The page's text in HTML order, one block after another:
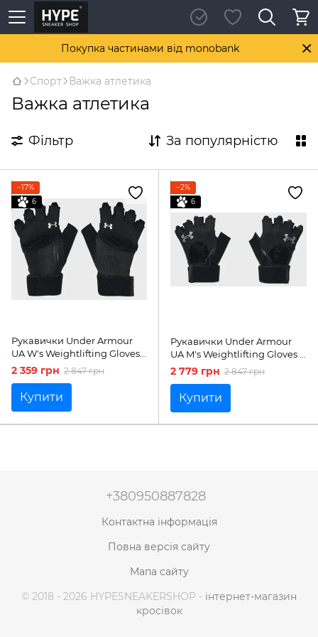
Покупка частинами від monobank
Спорт Важка атлетика
Важка атлетика
Фільтр За популярністю
−17%
6
Рукавички Under Armour
UA W's Weightlifting Gloves |
1369831-001
2 359 грн 2 847 грн
Купити
−2%
6
Рукавички Under Armour
UA M's Weightlifting Gloves |
1369830-001
2 779 грн 2 847 грн
Купити
+380950887828
Контактна інформація
Повна версія сайту
Мапа сайту
© 2018 - 2026 HYPESNEAKERSHOP - інтернет-магазин
кросівок